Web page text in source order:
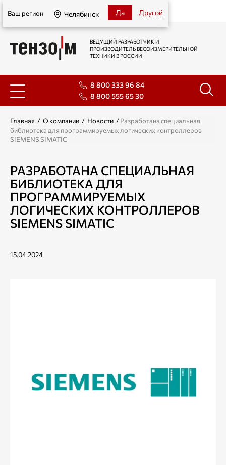
Челябинск
Ваш регион Челябинск Да Другой
ВЕДУЩИЙ РАЗРАБОТЧИК И
ПРОИЗВОДИТЕЛЬ ВЕСОИЗМЕРИТЕЛЬНОЙ
ТЕХНИКИ В РОССИИ
8 800 333 96 84
8 800 555 65 30
Главная / О компании / Новости /Разработана специальная
библиотека для программируемых логических контроллеров
SIEMENS SIMATIC
РАЗРАБОТАНА СПЕЦИАЛЬНАЯ
БИБЛИОТЕКА ДЛЯ
ПРОГРАММИРУЕМЫХ
ЛОГИЧЕСКИХ КОНТРОЛЛЕРОВ
SIEMENS SIMATIC
15.04.2024